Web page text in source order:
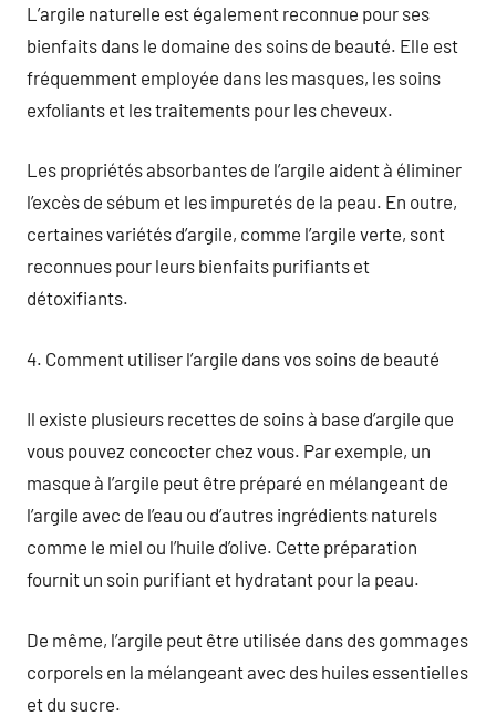
L’argile naturelle est également reconnue pour ses
bienfaits dans le domaine des soins de beauté. Elle est
fréquemment employée dans les masques, les soins
exfoliants et les traitements pour les cheveux.
Les propriétés absorbantes de l’argile aident à éliminer
l’excès de sébum et les impuretés de la peau. En outre,
certaines variétés d’argile, comme l’argile verte, sont
reconnues pour leurs bienfaits purifiants et
détoxifiants.
4. Comment utiliser l’argile dans vos soins de beauté
Il existe plusieurs recettes de soins à base d’argile que
vous pouvez concocter chez vous. Par exemple, un
masque à l’argile peut être préparé en mélangeant de
l’argile avec de l’eau ou d’autres ingrédients naturels
comme le miel ou l’huile d’olive. Cette préparation
fournit un soin purifiant et hydratant pour la peau.
De même, l’argile peut être utilisée dans des gommages
corporels en la mélangeant avec des huiles essentielles
et du sucre.